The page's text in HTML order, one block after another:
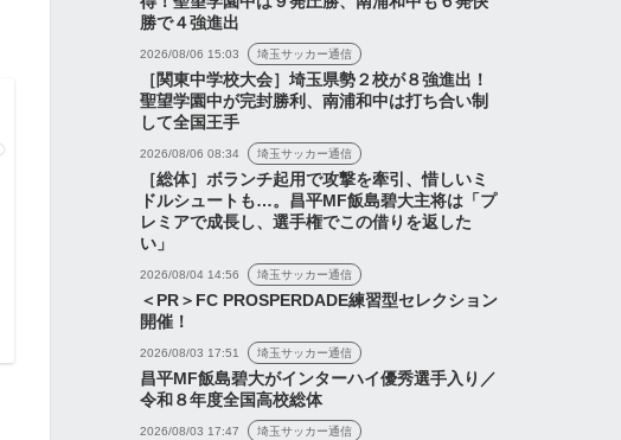
浦和レッズサポーターなら
知っておきたい「スポーツ
ハラスメント」とは？指導
との境界線を...
2026年7月22日
浦議チャンネル
ズ」まったりプレビュー
LIVE(ゲスト：ガンバ大阪
応援You...
勝で４強進出
2026/08/06 15:03 埼玉サッカー通信
［関東中学校大会］埼玉県勢２校が８強進出！
聖望学園中が完封勝利、南浦和中は打ち合い制
して全国王手
2026/08/06 08:34 埼玉サッカー通信
［総体］ボランチ起用で攻撃を牽引、惜しいミ
ドルシュートも…。昌平MF飯島碧大主将は「プ
レミアで成長し、選手権でこの借りを返した
い」
2026/08/04 14:56 埼玉サッカー通信
＜PR＞FC PROSPERDADE練習型セレクション
開催！
2026/08/03 17:51 埼玉サッカー通信
昌平MF飯島碧大がインターハイ優秀選手入り／
令和８年度全国高校総体
2026/08/03 17:47 埼玉サッカー通信